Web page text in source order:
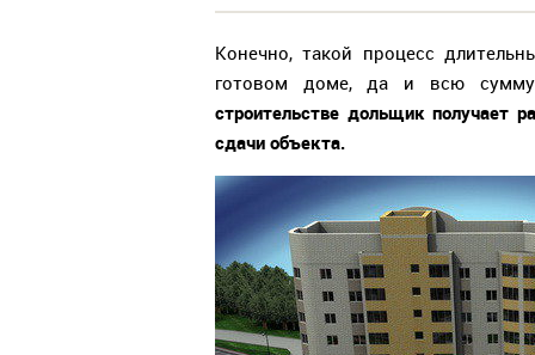
Конечно, такой процесс
готовом доме, да и всю
строительстве дольщик получает
сдачи объекта.